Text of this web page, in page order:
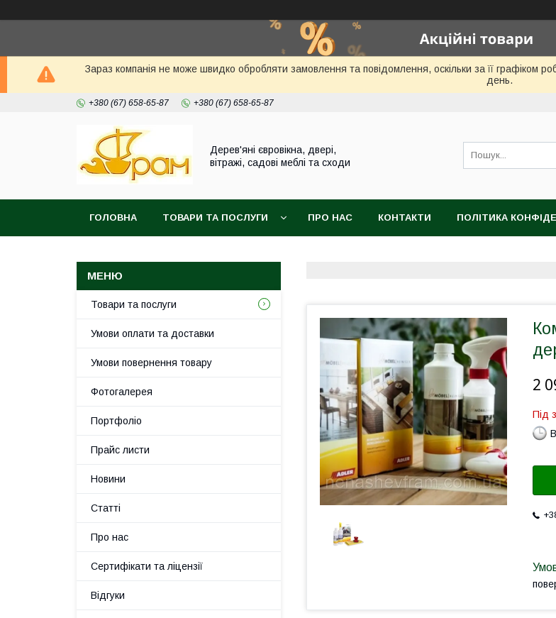
Зараз компанія не може швидко обробляти замовлення та повідомлення, оскільки за її графіком
день.
+380 (67) 658-65-87 +380 (67) 658-65-87
Дерев'яні євровікна, двері,
вітражі, садові меблі та сходи
ГОЛОВНА ТОВАРИ ТА ПОСЛУГИ ПРО НАС КОНТАКТИ ПОЛІТИКА
2
Під
Товари та послуги
Умови оплати та доставки
Умови повернення товару
Фотогалерея
Портфоліо
Прайс листи
Новини
Статті
Про нас
Сертифікати та ліцензії
Відгуки